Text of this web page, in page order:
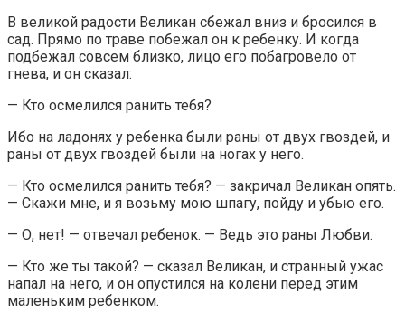
В великой радости Великан сбежал вниз и бросился в
сад. Прямо по траве побежал он к ребенку. И когда
подбежал совсем близко, лицо его побагровело от
гнева, и он сказал:
— Кто осмелился ранить тебя?
Ибо на ладонях у ребенка были раны от двух гвоздей, и
раны от двух гвоздей были на ногах у него.
— Кто осмелился ранить тебя? — закричал Великан опять.
— Скажи мне, и я возьму мою шпагу, пойду и убью его.
— О, нет! — отвечал ребенок. — Ведь это раны Любви.
— Кто же ты такой? — сказал Великан, и странный ужас
напал на него, и он опустился на колени перед этим
маленьким ребенком.